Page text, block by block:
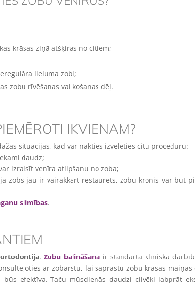
krāsas ziņā atšķiras no citiem;
lieluma zobi;
zobu rīvēšanas vai košanas dēļ.
IKVIENAM?
situācijas, kad var nākties izvēlēties citu procedūru:
daudz;
izraisīt venīra atlipšanu no zoba;
zobs jau ir vairākkārt restaurēts, zobu kronis var būt
slimības.
.Zobu balināšanair standarta klīniskā
ar zobārstu, lai saprastu zobu krāsas maiņas
efektīva. Taču mūsdienās daudzi cilvēki labprāt